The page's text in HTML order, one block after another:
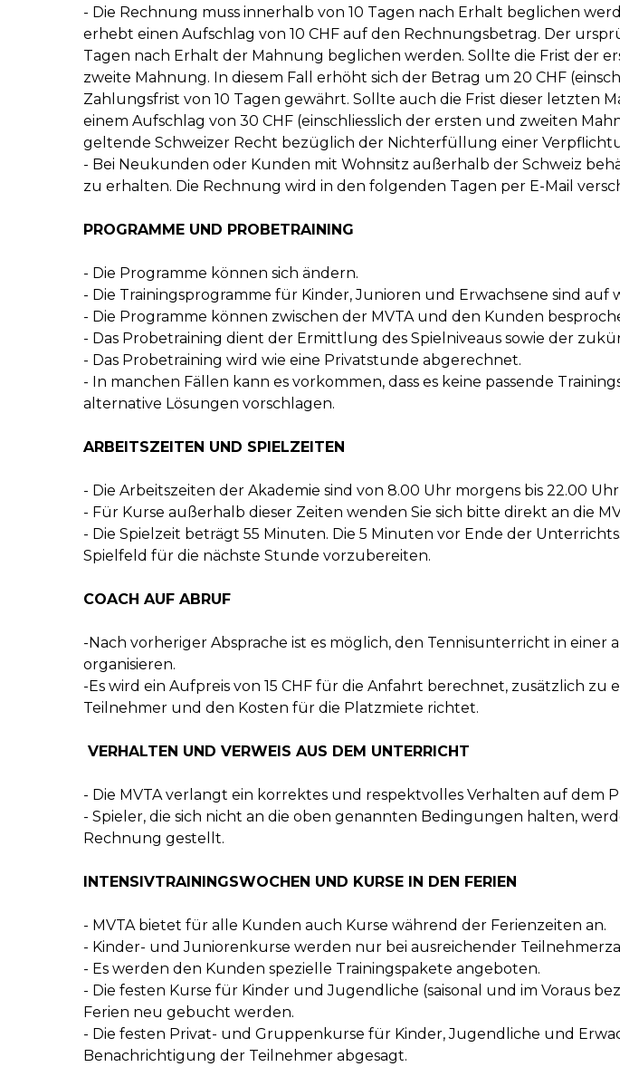
- Die Rechnung muss innerhalb von 10 Tagen nach Erhalt beglichen
erhebt einen Aufschlag von 10 CHF auf den Rechnungsbetrag. Der
Tagen nach Erhalt der Mahnung beglichen werden. Sollte die Frist der
zweite Mahnung. In diesem Fall erhöht sich der Betrag um 20 CHF
Zahlungsfrist von 10 Tagen gewährt. Sollte auch die Frist dieser
einem Aufschlag von 30 CHF (einschliesslich der ersten und zweiten
geltende Schweizer Recht bezüglich der Nichterfüllung einer
- Bei Neukunden oder Kunden mit Wohnsitz außerhalb der Schweiz
zu erhalten. Die Rechnung wird in den folgenden Tagen per E-Mail
PROGRAMME UND PROBETRAINING
- Die Programme können sich ändern.
- Die Trainingsprogramme für Kinder, Junioren und Erwachsene sind auf
- Die Programme können zwischen der MVTA und den Kunden
- Das Probetraining dient der Ermittlung des Spielniveaus sowie der
- Das Probetraining wird wie eine Privatstunde abgerechnet.
- In manchen Fällen kann es vorkommen, dass es keine passende
alternative Lösungen vorschlagen.
ARBEITSZEITEN UND SPIELZEITEN
- Die Arbeitszeiten der Akademie sind von 8.00 Uhr morgens bis 22.00
- Für Kurse außerhalb dieser Zeiten wenden Sie sich bitte direkt an die
- Die Spielzeit beträgt 55 Minuten. Die 5 Minuten vor Ende der
Spielfeld für die nächste Stunde vorzubereiten.
COACH AUF ABRUF
-Nach vorheriger Absprache ist es möglich, den Tennisunterricht in
organisieren.
-Es wird ein Aufpreis von 15 CHF für die Anfahrt berechnet, zusätzlich
Teilnehmer und den Kosten für die Platzmiete richtet.
VERHALTEN UND VERWEIS AUS DEM UNTERRICHT
- Die MVTA verlangt ein korrektes und respektvolles Verhalten auf dem
- Spieler, die sich nicht an die oben genannten Bedingungen halten,
Rechnung gestellt.
INTENSIVTRAININGSWOCHEN UND KURSE IN DEN FERIEN
- MVTA bietet für alle Kunden auch Kurse während der Ferienzeiten an.
- Kinder- und Juniorenkurse werden nur bei ausreichender
- Es werden den Kunden spezielle Trainingspakete angeboten.
- Die festen Kurse für Kinder und Jugendliche (saisonal und im Voraus
Ferien neu gebucht werden.
- Die festen Privat- und Gruppenkurse für Kinder, Jugendliche und
Benachrichtigung der Teilnehmer abgesagt.